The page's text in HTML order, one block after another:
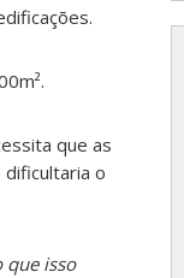
que as
o
que isso